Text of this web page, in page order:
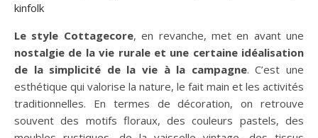
kinfolk
Le style Cottagecore, en revanche, met en avant une
nostalgie de la vie rurale et une certaine idéalisation
de la simplicité de la vie à la campagne. C’est une
esthétique qui valorise la nature, le fait main et les activités
traditionnelles. En termes de décoration, on retrouve
souvent des motifs floraux, des couleurs pastels, des